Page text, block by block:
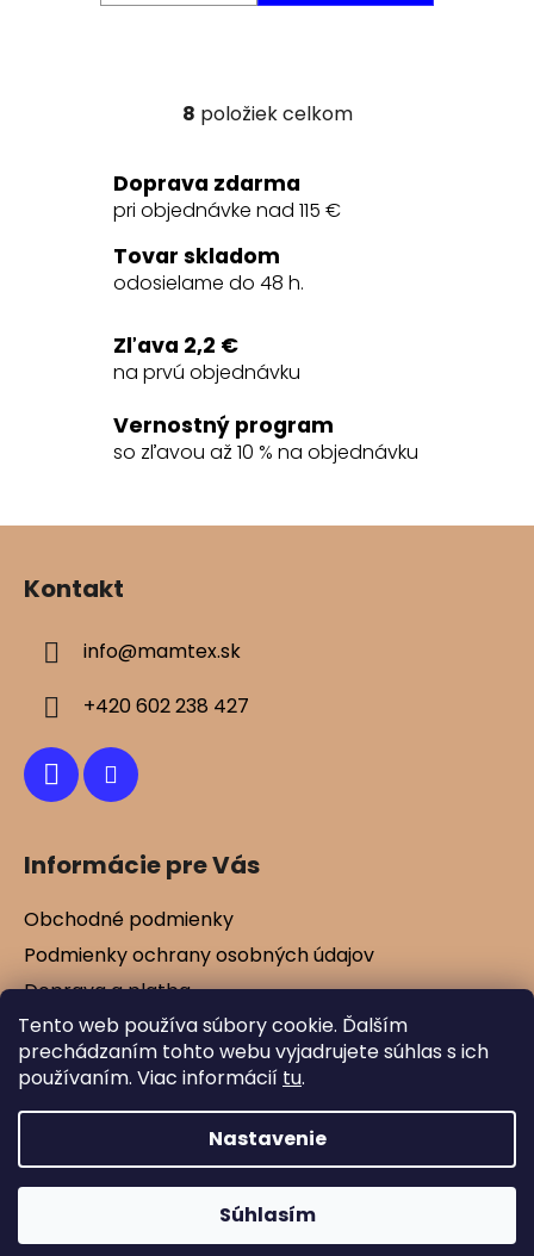
Tento web používa súbory cookie. Ďalším
prechádzaním tohto webu vyjadrujete súhlas s ich
používaním. Viac informácií tu.
Nastavenie
Súhlasím
O
l
á
a
c
p
r
v
k
y
ý
8 položiek celkom
Doprava zdarma
pri objednávke nad 115 €
Tovar skladom
odosielame do 48 h.
Zľava 2,2 €
na prvú objednávku
Vernostný program
so zľavou až 10 % na objednávku
Kontakt
info@mamtex.sk
+420 602 238 427
Informácie pre Vás
Obchodné podmienky
Podmienky ochrany osobných údajov
Doprava a platba
Kontakty
Vernostné zľavy
Vytvoril Shoptet
Mamtex.sk
vyhradené.